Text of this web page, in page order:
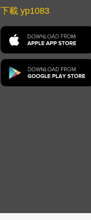
下載 yp1083